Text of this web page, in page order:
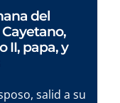
del
II, papa, y
salid a su